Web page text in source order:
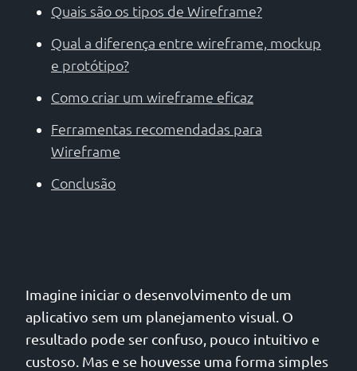
Quais são os tipos de Wireframe?
Qual a diferença entre wireframe, mockup
e protótipo?
Como criar um wireframe eficaz
Ferramentas recomendadas para
Wireframe
Conclusão
Imagine iniciar o desenvolvimento de um
aplicativo sem um planejamento visual. O
resultado pode ser confuso, pouco intuitivo e
custoso. Mas e se houvesse uma forma simples